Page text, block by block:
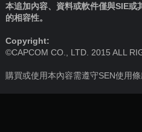
本追加內容、資料或軟件僅與SIE
的相容性。
Copyright:
©CAPCOM CO., LTD. 2015 ALL
購買或使用本內容需遵守SEN使用條